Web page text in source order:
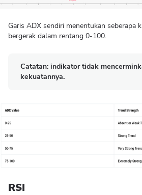
Garis ADX sendiri menentukan seberapa
bergerak dalam rentang 0-100.
Catatan: indikator tidak
kekuatannya.
RSI